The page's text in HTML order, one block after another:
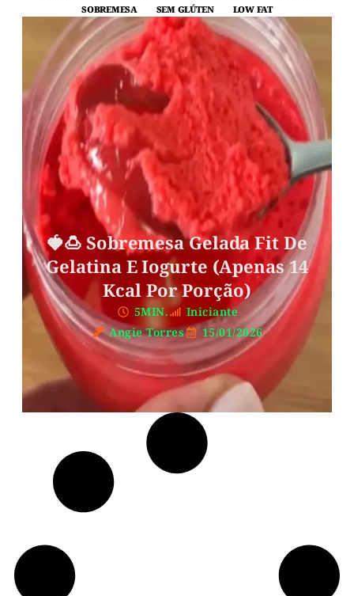
SOBREMESA
SEM GLÚTEN LOW FAT
🍓🍮 Sobremesa Gelada Fit De
Gelatina E Iogurte (Apenas 14
Kcal Por Porção)
5MIN.
Iniciante
Angie Torres
15/01/2026